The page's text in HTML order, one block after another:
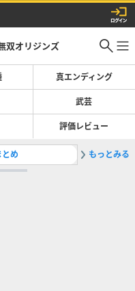
双オリジンズ
真エンディング
武芸
評価レビュー
め 2最強武
もっとみる